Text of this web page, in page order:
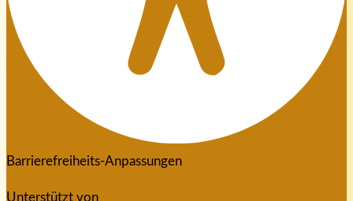
Barrierefreiheits-Anpassungen
Unterstützt von